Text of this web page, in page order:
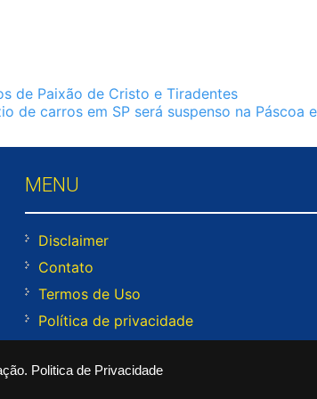
Politica de Privacidade
de Paixão de Cristo e Tiradentes
de carros em SP será suspenso na Páscoa
MENU
Disclaimer
Contato
Termos de Uso
Política de privacidade